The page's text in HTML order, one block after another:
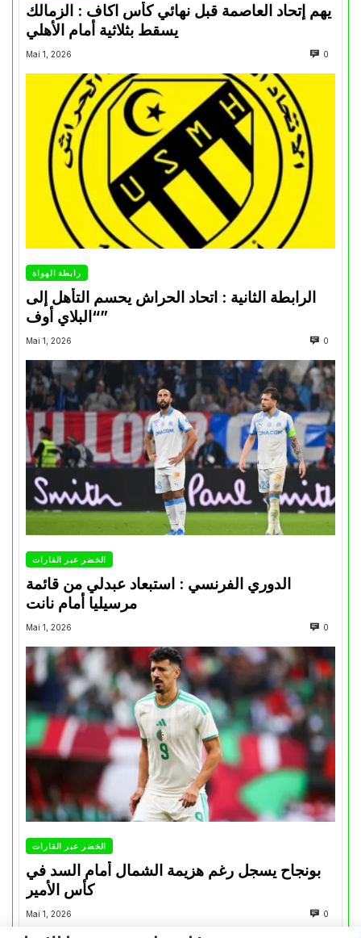
يهم إتحاد العاصمة قبل نهائي كأس اكاف : الزمالك
Mai 1, 2026 0
رابطة الهواة
الرابطة الثانية : اتحاد الحراش يحسم التأهل إلى
“البلاي أوف”
Mai 1, 2026 0
الخضر عبر القارات
الدوري الفرنسي : استبعاد عبدلي من قائمة
مرسيليا أمام نانت
Mai 1, 2026 0
الخضر عبر القارات
بونجاح يسجل رغم هزيمة الشمال أمام السد في
كأس الأمير
Mai 1, 2026 0